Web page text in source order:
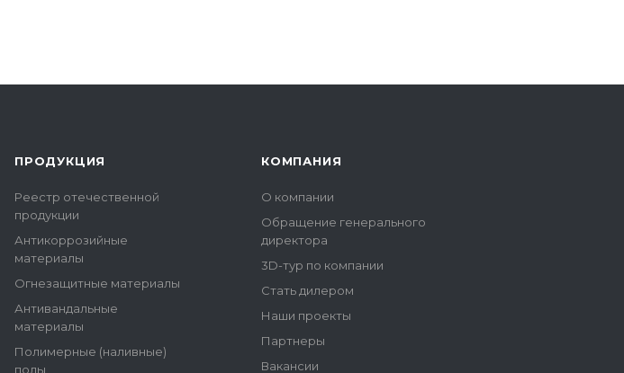
ПРОДУКЦИЯ
Реестр отечественной
продукции
Антикоррозийные
материалы
Огнезащитные материалы
Антивандальные
материалы
Полимерные (наливные)
полы
КОМПАНИЯ
О компании
Обращение генерального
директора
3D-тур по компании
Стать дилером
Наши проекты
Партнеры
Вакансии